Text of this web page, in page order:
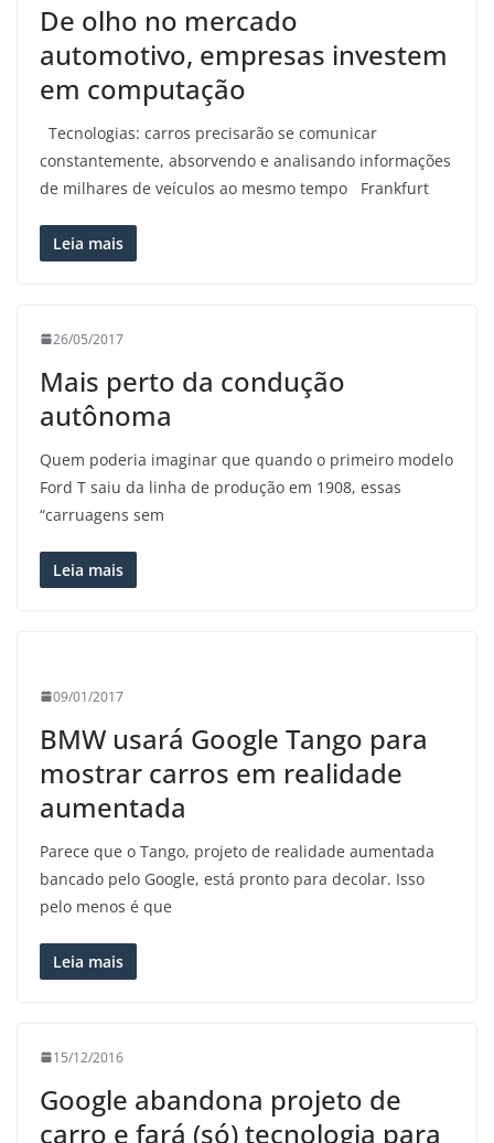
De olho no mercado
automotivo, empresas investem
em computação
Tecnologias: carros precisarão se comunicar
constantemente, absorvendo e analisando informações
de milhares de veículos ao mesmo tempo Frankfurt
Leia mais
26/05/2017
Mais perto da condução
autônoma
Quem poderia imaginar que quando o primeiro modelo
Ford T saiu da linha de produção em 1908, essas
“carruagens sem
Leia mais
09/01/2017
BMW usará Google Tango para
mostrar carros em realidade
aumentada
Parece que o Tango, projeto de realidade aumentada
bancado pelo Google, está pronto para decolar. Isso
pelo menos é que
Leia mais
15/12/2016
Google abandona projeto de
carro e fará (só) tecnologia para